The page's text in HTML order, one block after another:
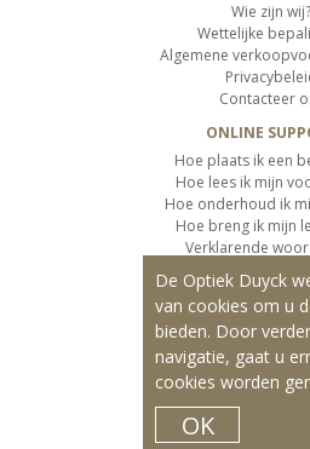
Wie zijn wij?
Wettelijke
Algemene
Contacteer
ONLINE
Hoe plaats ik een
Hoe lees ik mijn
Hoe onderhoud ik
Hoe breng ik mijn
Verklarende
Informatie over de
Informatie over de
ONZE
Contactlenzen
De Optiek Duyck
van cookies om u
bieden. Door
navigatie, gaat u
cookies worden
OK